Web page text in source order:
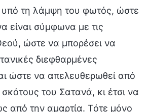
υπό τη λάμψη του φωτός, ώστε
είναι σύμφωνα με τις
ώστε να μπορέσει να
διεφθαρμένες
ώστε να απελευθερωθεί από
του Σατανά, κι έτσι να
από την αμαρτία. Τότε μόνο